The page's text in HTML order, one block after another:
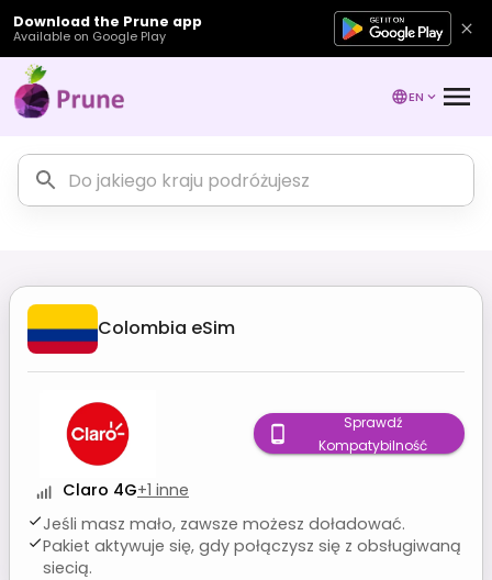
Download the Prune app
Available on Google Play
EN
Colombia eSim
Claro 4G+1 inne
Jeśli masz mało, zawsze możesz doładować.
Pakiet aktywuje się, gdy połączysz się z obsługiwaną
siecią.
Sprawdź
Kompatybilność